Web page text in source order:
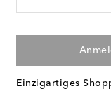
Einzigartiges